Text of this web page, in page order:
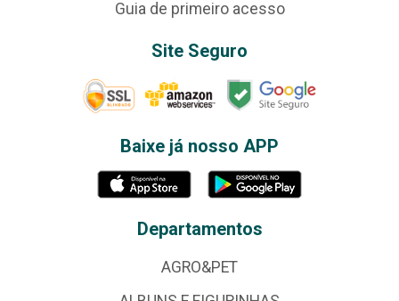
Guia de primeiro acesso
Site Seguro
Baixe já nosso APP
Departamentos
AGRO&PET